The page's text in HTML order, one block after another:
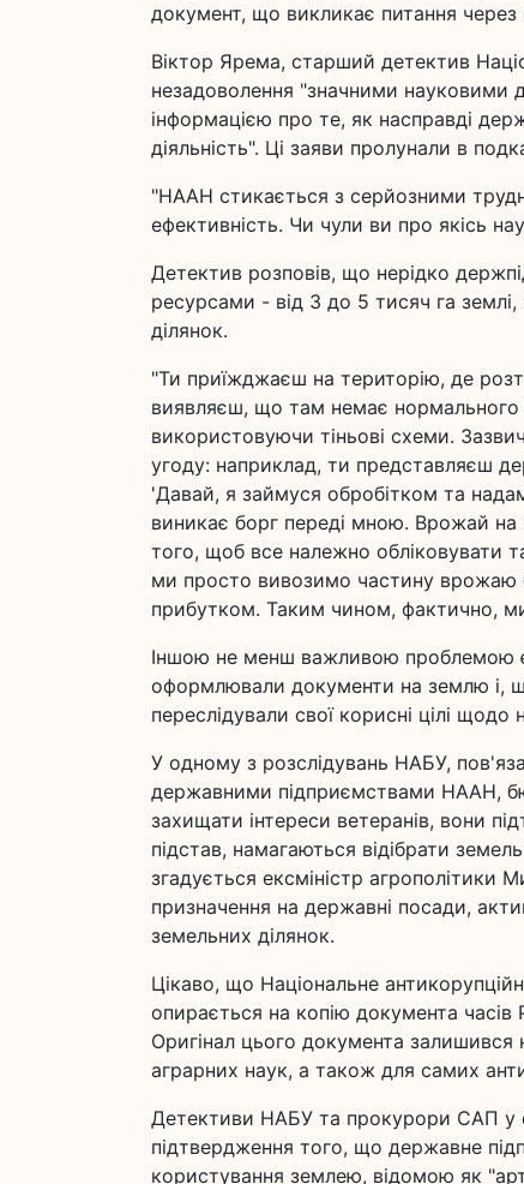
документ, що викликає питання
Віктор Ярема, старший детектив
незадоволення "значними науковими
інформацією про те, як насправді
діяльність". Ці заяви пролунали в
"НААН стикається з серйозними
ефективність. Чи чули ви про якісь
Детектив розповів, що нерідко
ресурсами - від 3 до 5 тисяч га
ділянок.
"Ти приїжджаєш на територію, де
виявляєш, що там немає
використовуючи тіньові схеми.
угоду: наприклад, ти представляєш
'Давай, я займуся обробітком та
виникає борг переді мною. Врожай на
того, щоб все належно обліковувати
ми просто вивозимо частину врожаю
прибутком. Таким чином, фактично,
Іншою не менш важливою проблемою
оформлювали документи на землю і,
переслідували свої корисні цілі щодо
У одному з розслідувань НАБУ,
державними підприємствами НААН,
захищати інтереси ветеранів, вони
підстав, намагаються відібрати
згадується ексміністр
призначення на державні посади,
земельних ділянок.
Цікаво, що Національне
опирається на копію документа
Оригінал цього документа залишився
аграрних наук, а також для самих
Детективи НАБУ та прокурори САП у
підтвердження того, що державне
користування землею, відомою як